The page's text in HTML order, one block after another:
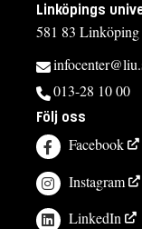
Linköpings
581 83 Linköping
013-28 10 00
Följ oss
Facebook
Instagram
LinkedIn